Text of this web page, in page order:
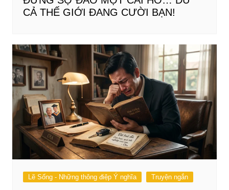
CẢ THẾ GIỚI ĐANG CƯỜI BẠN!
Lẽ Sống - Những thông điệp Ý nghĩa Truyện ngắn